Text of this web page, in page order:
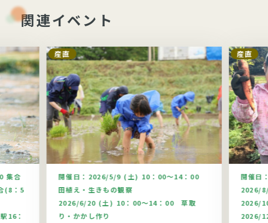
関連イベント
集合
(8：5
16：
産直
開催日： 2026/5/9 (土) 10：00～14：00
田植え・生きもの観察
2026/6/20 (土) 10：00～14：00 草取
り・かかし作り
産直
開催日
2026/
2026/
2026/